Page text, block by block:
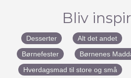
Bliv
Desserter Alt det andet
Børnefester
Børnenes
Hverdagsmad til store og små